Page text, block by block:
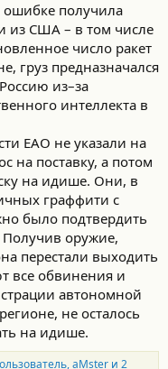
ошибке получила
из США – в том числе
число ракет
груз предназначался
из–за
интеллекта в
ЕАО не указали на
на поставку, а потом
на идише. Они, в
граффити с
было подтвердить
Получив оружие,
перестали выходить
все обвинения и
автономной
не осталось
на идише.
,aMsterи 2